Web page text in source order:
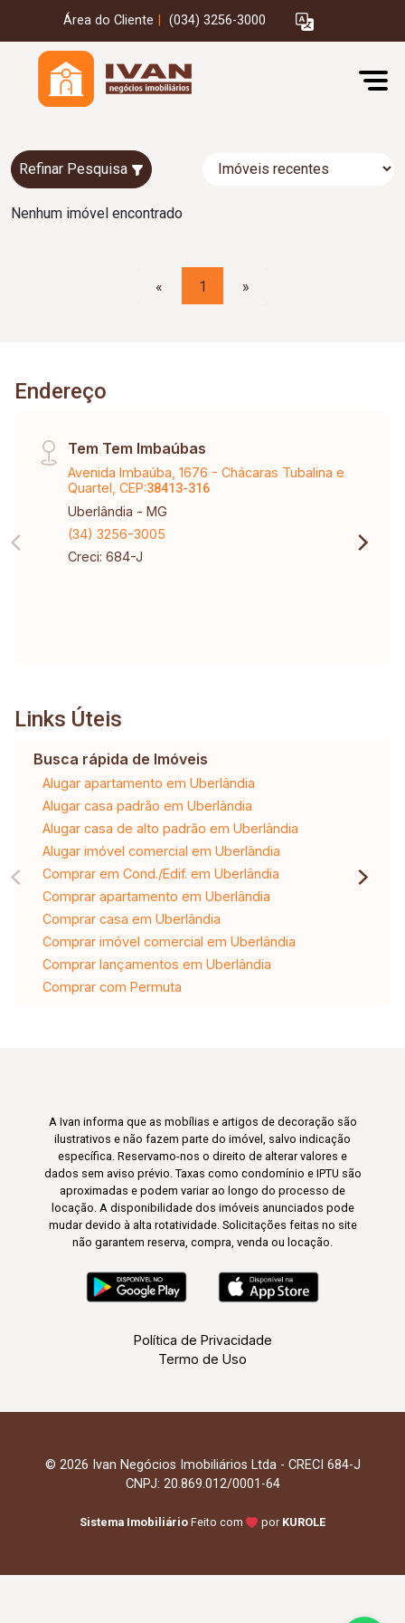
Área do Cliente (034) 3256-3000
Refinar Pesquisa
Nenhum imóvel encontrado
« 1 »
Endereço
Tem Tem Imbaúbas
Avenida Imbaúba, 1676 - Chácaras Tubalina e
Quartel, CEP:38413-316
Uberlândia - MG
(34) 3256-3005
Creci: 684-J
Links Úteis
Busca rápida de Imóveis
Alugar apartamento em Uberlândia
Alugar casa padrão em Uberlândia
Alugar casa de alto padrão em Uberlândia
Alugar imóvel comercial em Uberlândia
Comprar em Cond./Edif. em Uberlândia
Comprar apartamento em Uberlândia
Comprar casa em Uberlândia
Comprar imóvel comercial em Uberlândia
Comprar lançamentos em Uberlândia
Comprar com Permuta
A Ivan informa que as mobílias e artigos de decoração são
ilustrativos e não fazem parte do imóvel, salvo indicação
específica. Reservamo-nos o direito de alterar valores e
dados sem aviso prévio. Taxas como condomínio e IPTU são
aproximadas e podem variar ao longo do processo de
locação. A disponibilidade dos imóveis anunciados pode
mudar devido à alta rotatividade. Solicitações feitas no site
não garantem reserva, compra, venda ou locação.
Política de Privacidade
Termo de Uso
© 2026 Ivan Negócios Imobiliários Ltda - CRECI 684-J
CNPJ: 20.869.012/0001-64
Sistema Imobiliário Feito com por KUROLE